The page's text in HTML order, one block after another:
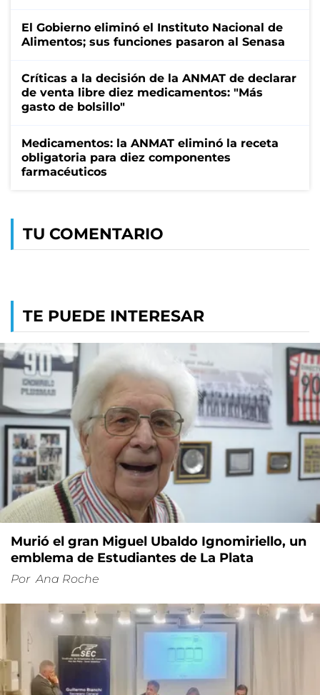
El Gobierno eliminó el Instituto Nacional de
Alimentos; sus funciones pasaron al Senasa
Críticas a la decisión de la ANMAT de declarar
de venta libre diez medicamentos: "Más
gasto de bolsillo"
Medicamentos: la ANMAT eliminó la receta
obligatoria para diez componentes
farmacéuticos
TU COMENTARIO
TE PUEDE INTERESAR
Murió el gran Miguel Ubaldo Ignomiriello, un
emblema de Estudiantes de La Plata
Por Ana Roche